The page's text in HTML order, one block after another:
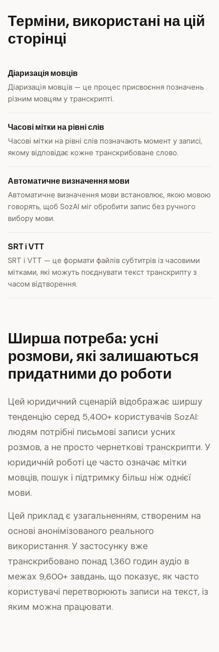
Терміни, використані на цій
сторінці
Діаризація мовців
Діаризація мовців — це процес присвоєння позначень
різним мовцям у транскрипті.
Часові мітки на рівні слів
Часові мітки на рівні слів позначають момент у записі,
якому відповідає кожне транскрибоване слово.
Автоматичне визначення мови
Автоматичне визначення мови встановлює, якою мовою
говорять, щоб SozAI міг обробити запис без ручного
вибору мови.
SRT і VTT
SRT і VTT — це формати файлів субтитрів із часовими
мітками, які можуть поєднувати текст транскрипту з
часом відтворення.
Ширша потреба: усні
розмови, які залишаються
придатними до роботи
Цей юридичний сценарій відображає ширшу
тенденцію серед 5,400+ користувачів SozAI:
людям потрібні письмові записи усних
розмов, а не просто чернеткові транскрипти. У
юридичній роботі це часто означає мітки
мовців, пошук і підтримку більш ніж однієї
мови.
Цей приклад є узагальненням, створеним на
основі анонімізованого реального
використання. У застосунку вже
транскрибовано понад 1,360 годин аудіо в
межах 9,600+ завдань, що показує, як часто
користувачі перетворюють записи на текст, із
яким можна працювати.